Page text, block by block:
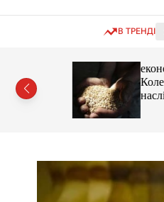
В ТРЕНДІ
курсу